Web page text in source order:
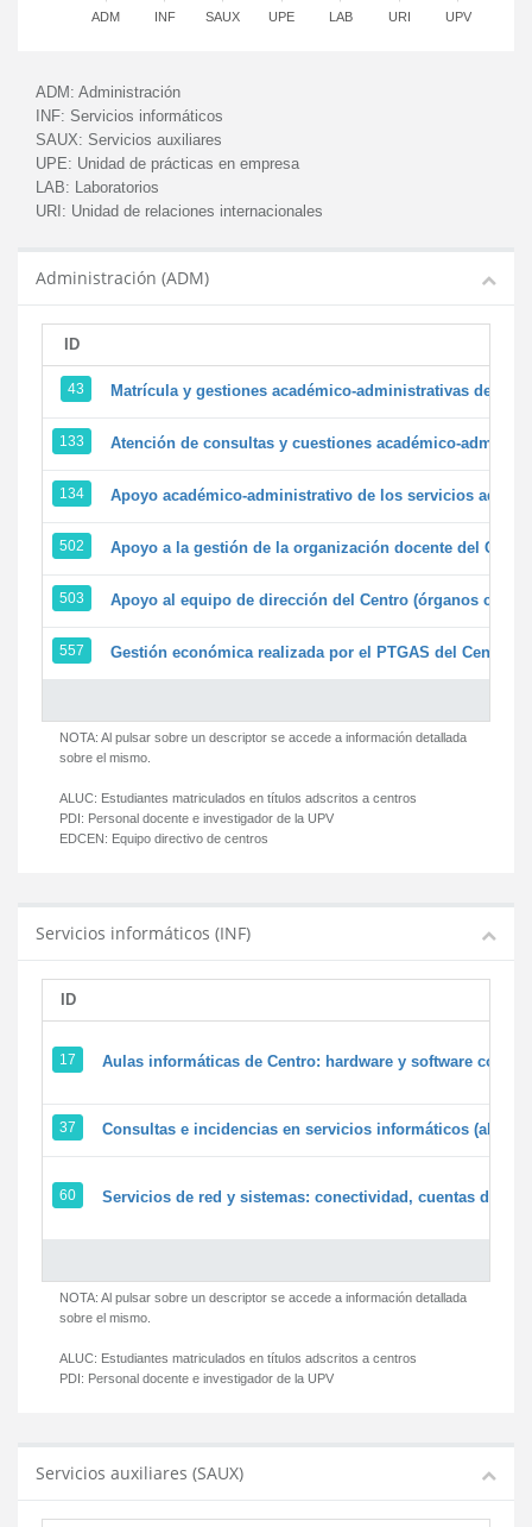
ADM INF SAUX UPE LAB URI UPV
ADM: Administración
INF: Servicios informáticos
SAUX: Servicios auxiliares
UPE: Unidad de prácticas en empresa
LAB: Laboratorios
URI: Unidad de relaciones internacionales
Administración (ADM)
ID
43 Matrícula y gestiones académico-administrativas de la
133 Atención de consultas y cuestiones académico-
134 Apoyo académico-administrativo de los servicios
502 Apoyo a la gestión de la organización docente del
503 Apoyo al equipo de dirección del Centro (órganos
557 Gestión económica realizada por el PTGAS del Centro
NOTA: Al pulsar sobre un descriptor se accede a información detallada
sobre el mismo.
ALUC: Estudiantes matriculados en títulos adscritos a centros
PDI: Personal docente e investigador de la UPV
EDCEN: Equipo directivo de centros
Servicios informáticos (INF)
ID
17 Aulas informáticas de Centro: hardware y software
37 Consultas e incidencias en servicios informáticos
60 Servicios de red y sistemas: conectividad, cuentas de
NOTA: Al pulsar sobre un descriptor se accede a información detallada
sobre el mismo.
ALUC: Estudiantes matriculados en títulos adscritos a centros
PDI: Personal docente e investigador de la UPV
Servicios auxiliares (SAUX)